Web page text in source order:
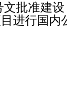
文批准建
进行国内